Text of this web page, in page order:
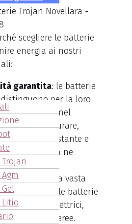
scegliere le batterie
energia ai nostri
garantita: le batterie
per la loro
affidabilità nel
per durare,
potenza costante e
ogni qualvolta ne
: adatte a una vasta
applicazioni, le batterie
veicoli elettrici,
piattaforme aeree.